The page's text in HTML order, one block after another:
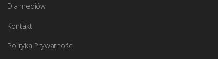
Dla mediów
Kontakt
Polityka Prywatności